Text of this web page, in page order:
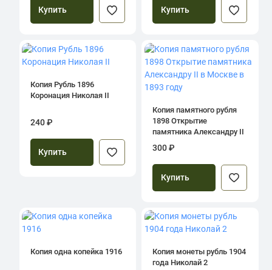
Купить Купить
Копия Рубль 1896
Коронация Николая II
240 ₽
Купить
Копия памятного рубля
1898 Открытие
памятника Александру II
300 ₽
Купить
Копия одна копейка 1916
Копия монеты рубль 1904
года Николай 2